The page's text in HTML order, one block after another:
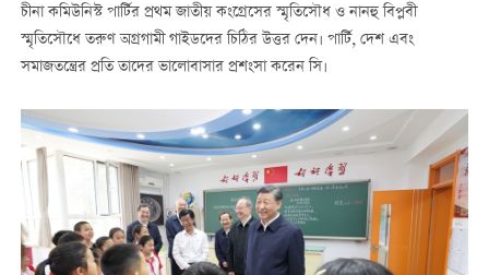
চীনা কমিউনিস্ট পার্টির প্রথম জাতীয় কংগ্রেসের স্মৃতিসৌধ ও নানহু বিপ্লবী
স্মৃতিসৌধে তরুণ অগ্রগামী গাইডদের চিঠির উত্তর দেন। পার্টি, দেশ এবং
সমাজতন্ত্রের প্রতি তাদের ভালোবাসার প্রশংসা করেন সি।